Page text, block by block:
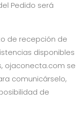
Pedido será
de recepción de
disponibles
ojaconecta.com se
comunicárselo,
de